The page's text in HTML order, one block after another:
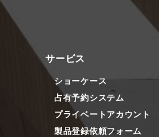
サービス
ショーケース
占有予約システム
プライベートアカウント
製品登録依頼フォーム